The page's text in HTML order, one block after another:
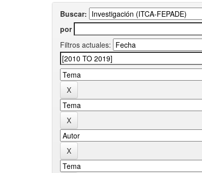
Buscar:
por
Filtros actuales: